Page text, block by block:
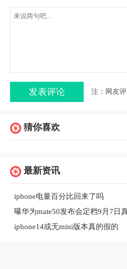
注：网友
猜你喜欢
最新资讯
iphone电量百分比回来了吗
曝华为mate50发布会定档9月7日
iphone14或无mini版本真的假的